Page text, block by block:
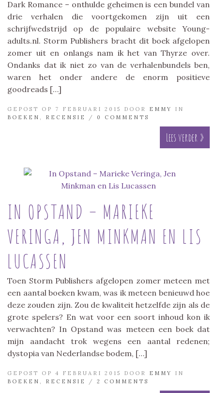
Dark Romance – onthulde geheimen is een bundel van
drie verhalen die voortgekomen zijn uit een
schrijfwedstrijd op de populaire website Young-
adults.nl. Storm Publishers bracht dit boek afgelopen
zomer uit en onlangs nam ik het van Thyrze over.
Ondanks dat ik niet zo van de verhalenbundels ben,
waren het onder andere de enorm positieve
goodreads […]
GEPOST OP 7 FEBRUARI 2015 DOOR EMMY
IN
BOEKEN
RECENSIE / 0 COMMENTS
Lees verder »
IN OPSTAND – MARIEKE
VERINGA, JEN MINKMAN EN LIS
LUCASSEN
Toen Storm Publishers afgelopen zomer meteen met
een aantal boeken kwam, was ik meteen benieuwd hoe
deze zouden zijn. Zou de kwaliteit hetzelfde zijn als de
grote spelers? En wat voor een soort inhoud kon ik
verwachten? In Opstand was meteen een boek dat
mijn aandacht trok wegens een aantal redenen;
dystopia van Nederlandse bodem, […]
GEPOST OP 4 FEBRUARI 2015 DOOR EMMY
IN
BOEKEN
RECENSIE / 2 COMMENTS